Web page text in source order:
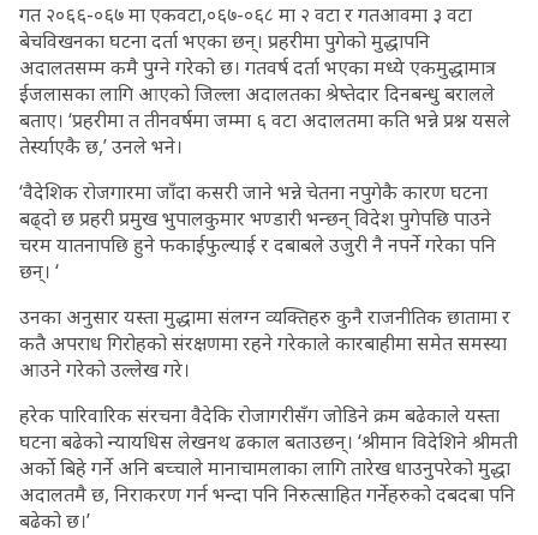
गत २०६६-०६७ मा एकवटा,०६७-०६८ मा २ वटा र गतआवमा ३ वटा
बेचविखनका घटना दर्ता भएका छन्। प्रहरीमा पुगेको मुद्धापनि
अदालतसम्म कमै पुग्ने गरेको छ। गतवर्ष दर्ता भएका मध्ये एकमुद्धामात्र
ईजलासका लागि आएको जिल्ला अदालतका श्रेष्तेदार दिनबन्धु बरालले
बताए। ‘प्रहरीमा त तीनवर्षमा जम्मा ६ वटा अदालतमा कति भन्ने प्रश्न यसले
तेर्स्याएकै छ,’ उनले भने।
‘वैदेशिक रोजगारमा जाँदा कसरी जाने भन्ने चेतना नपुगेकै कारण घटना
बढ्दो छ प्रहरी प्रमुख भुपालकुमार भण्डारी भन्छन् विदेश पुगेपछि पाउने
चरम यातनापछि हुने फकाईफुल्याई र दबाबले उजुरी नै नपर्ने गरेका पनि
छन्। ‘
उनका अनुसार यस्ता मुद्धामा संलग्न व्यक्तिहरु कुनै राजनीतिक छातामा र
कतै अपराध गिरोहको संरक्षणमा रहने गरेकाले कारबाहीमा समेत समस्या
आउने गरेको उल्लेख गरे।
हरेक पारिवारिक संरचना वैदेकि रोजागरीसँग जोडिने क्रम बढेकाले यस्ता
घटना बढेको न्यायधिस लेखनथ ढकाल बताउछन्। ‘श्रीमान विदेशिने श्रीमती
अर्को बिहे गर्ने अनि बच्चाले मानाचामलाका लागि तारेख धाउनुपरेको मुद्धा
अदालतमै छ, निराकरण गर्न भन्दा पनि निरुत्साहित गर्नेहरुको दबदबा पनि
बढेको छ।’